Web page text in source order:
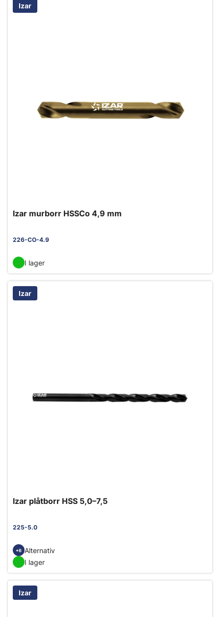
Izar
Izar murborr HSSCo 4,9 mm
226-CO-4.9
I lager
Izar
Izar plåtborr HSS 5,0–7,5
225-5.0
+6
Alternativ
I lager
Izar